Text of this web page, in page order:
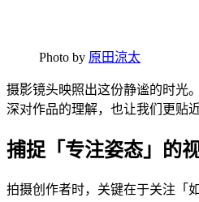
Photo by 原田涼太
摄影镜头映照出这份静谧的时光
深对作品的理解，也让我们更贴
捕捉「专注姿态」的
拍摄创作者时，关键在于关注「